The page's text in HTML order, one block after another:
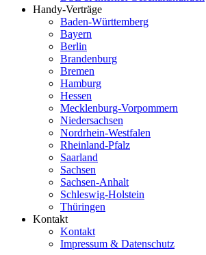
Handy-Verträge
Baden-Württemberg
Bayern
Berlin
Brandenburg
Bremen
Hamburg
Hessen
Mecklenburg-Vorpommern
Niedersachsen
Nordrhein-Westfalen
Rheinland-Pfalz
Saarland
Sachsen
Sachsen-Anhalt
Schleswig-Holstein
Thüringen
Kontakt
Kontakt
Impressum & Datenschutz